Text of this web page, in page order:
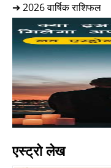
➔ 2026 वार्षिक राशिफल
एस्ट्रो लेख